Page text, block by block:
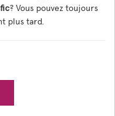
par
? Vous pouvez toujours
plus tard.